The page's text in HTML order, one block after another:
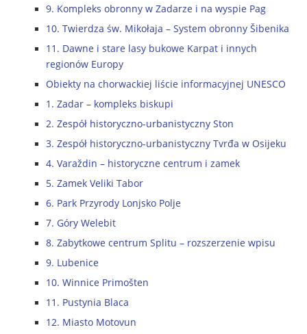
9. Kompleks obronny w Zadarze i na wyspie Pag
10. Twierdza św. Mikołaja – System obronny Šibenika
11. Dawne i stare lasy bukowe Karpat i innych
regionów Europy
Obiekty na chorwackiej liście informacyjnej UNESCO
1. Zadar – kompleks biskupi
2. Zespół historyczno-urbanistyczny Ston
3. Zespół historyczno-urbanistyczny Tvrđa w Osijeku
4. Varaždin – historyczne centrum i zamek
5. Zamek Veliki Tabor
6. Park Przyrody Lonjsko Polje
7. Góry Welebit
8. Zabytkowe centrum Splitu – rozszerzenie wpisu
9. Lubenice
10. Winnice Primošten
11. Pustynia Blaca
12. Miasto Motovun